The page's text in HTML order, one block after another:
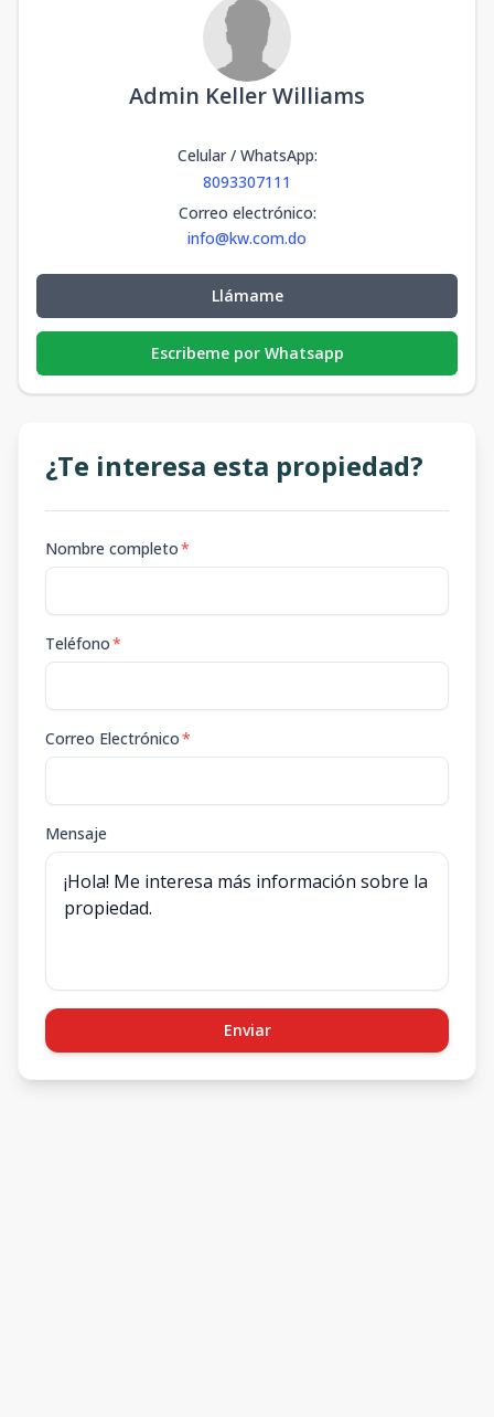
Admin Keller Williams
Celular / WhatsApp:
8093307111
Correo electrónico:
info@kw.com.do
Llámame
Escribeme por Whatsapp
¿Te interesa esta propiedad?
Nombre completo*
Teléfono*
Correo Electrónico*
Mensaje
Enviar